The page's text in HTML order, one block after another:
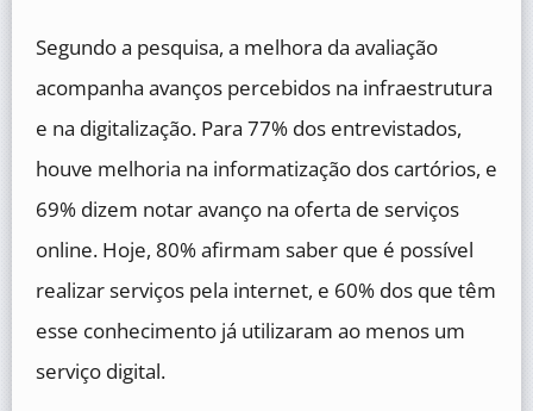
Segundo a pesquisa, a melhora da avaliação
acompanha avanços percebidos na infraestrutura
e na digitalização. Para 77% dos entrevistados,
houve melhoria na informatização dos cartórios, e
69% dizem notar avanço na oferta de serviços
online. Hoje, 80% afirmam saber que é possível
realizar serviços pela internet, e 60% dos que têm
esse conhecimento já utilizaram ao menos um
serviço digital.